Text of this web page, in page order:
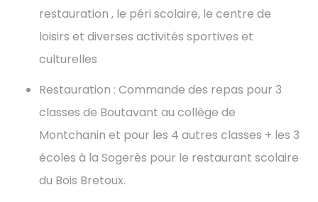
restauration , le péri scolaire, le centre de
loisirs et diverses activités sportives et
culturelles
Restauration : Commande des repas pour 3
classes de Boutavant au collège de
Montchanin et pour les 4 autres classes + les 3
écoles à la Sogerès pour le restaurant scolaire
du Bois Bretoux.